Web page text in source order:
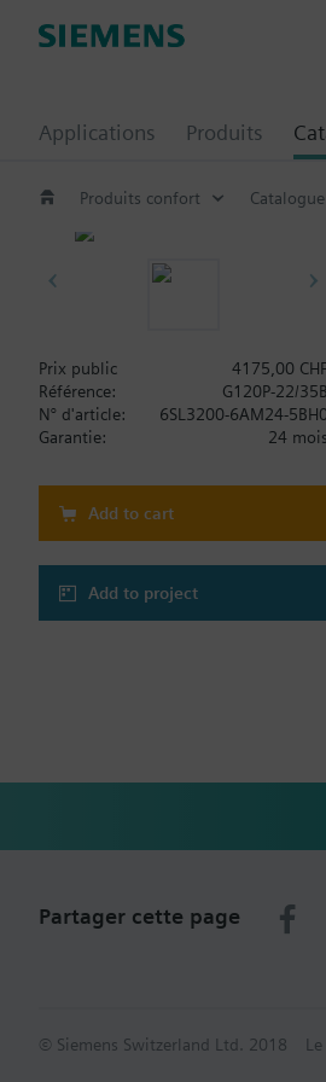
Applications Produits
Produits confort Catalogue
Prix public
4175,00
Référence:
G120P-22/35B
N° d'article:
6SL3200-6AM24-5BH0
Garantie:
24 mois
Add to cart
Add to project
Partager cette page
© Siemens Switzerland Ltd. 2018